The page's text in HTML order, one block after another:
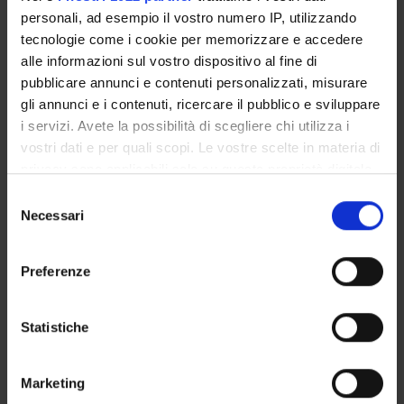
personali, ad esempio il vostro numero IP, utilizzando
tecnologie come i cookie per memorizzare e accedere
alle informazioni sul vostro dispositivo al fine di
pubblicare annunci e contenuti personalizzati, misurare
gli annunci e i contenuti, ricercare il pubblico e sviluppare
i servizi. Avete la possibilità di scegliere chi utilizza i
vostri dati e per quali scopi. Le vostre scelte in materia di
modificare o revocare il proprio consenso in qualsiasi
momento dalla Dichiarazione sui cookie o facendo clic
raccogliere informazioni sulla tua posizione
geografica, con un'approssimazione di qualche
Identificare il tuo dispositivo, scansionandolo
delNecessari
Preferenze
Statistiche
Marketing
Mauro Niero
Cultore della materia
AREE DI RICERCA COINVOLTE DAL PROGETTO
Società inclusive e pratiche di cittadinanza
ATTIVITÀ
DOTTORATI DI RICERCA